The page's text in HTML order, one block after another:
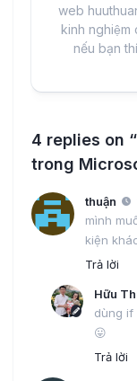
web
kinh nghiệm
nếu bạn
4 replies on
trong
thuận
mình
kiện
Trả lời
Hữu
dùng if
😛
Trả lời